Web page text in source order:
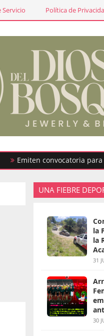
Servicio Política de
convocatoria para ser
UNA FIEBRE
la
la
31
30